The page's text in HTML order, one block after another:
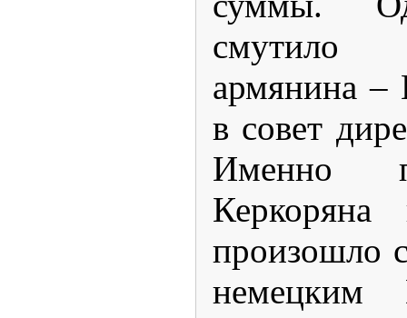
смутило
армянина –
в совет
Именно
произошло
немецким